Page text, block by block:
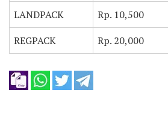
LANDPACK
Rp. 10,500
REGPACK
Rp. 20,000